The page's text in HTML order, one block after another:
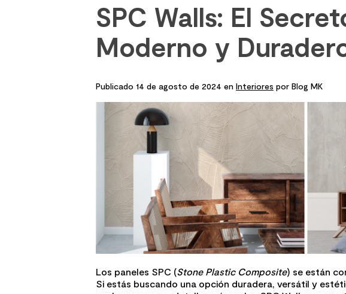
ceramica muro
espejo
porcelanato mate
receptaculo
columna ducha
6. porcelanato mate
8. receptaculo
SPC Walls: El
Moderno y
Publicado 14 de agosto de 2024 en Interiores por Blog MK
Los paneles SPC (Stone Plastic Composite) se están
Si estás buscando una opción duradera, versátil y